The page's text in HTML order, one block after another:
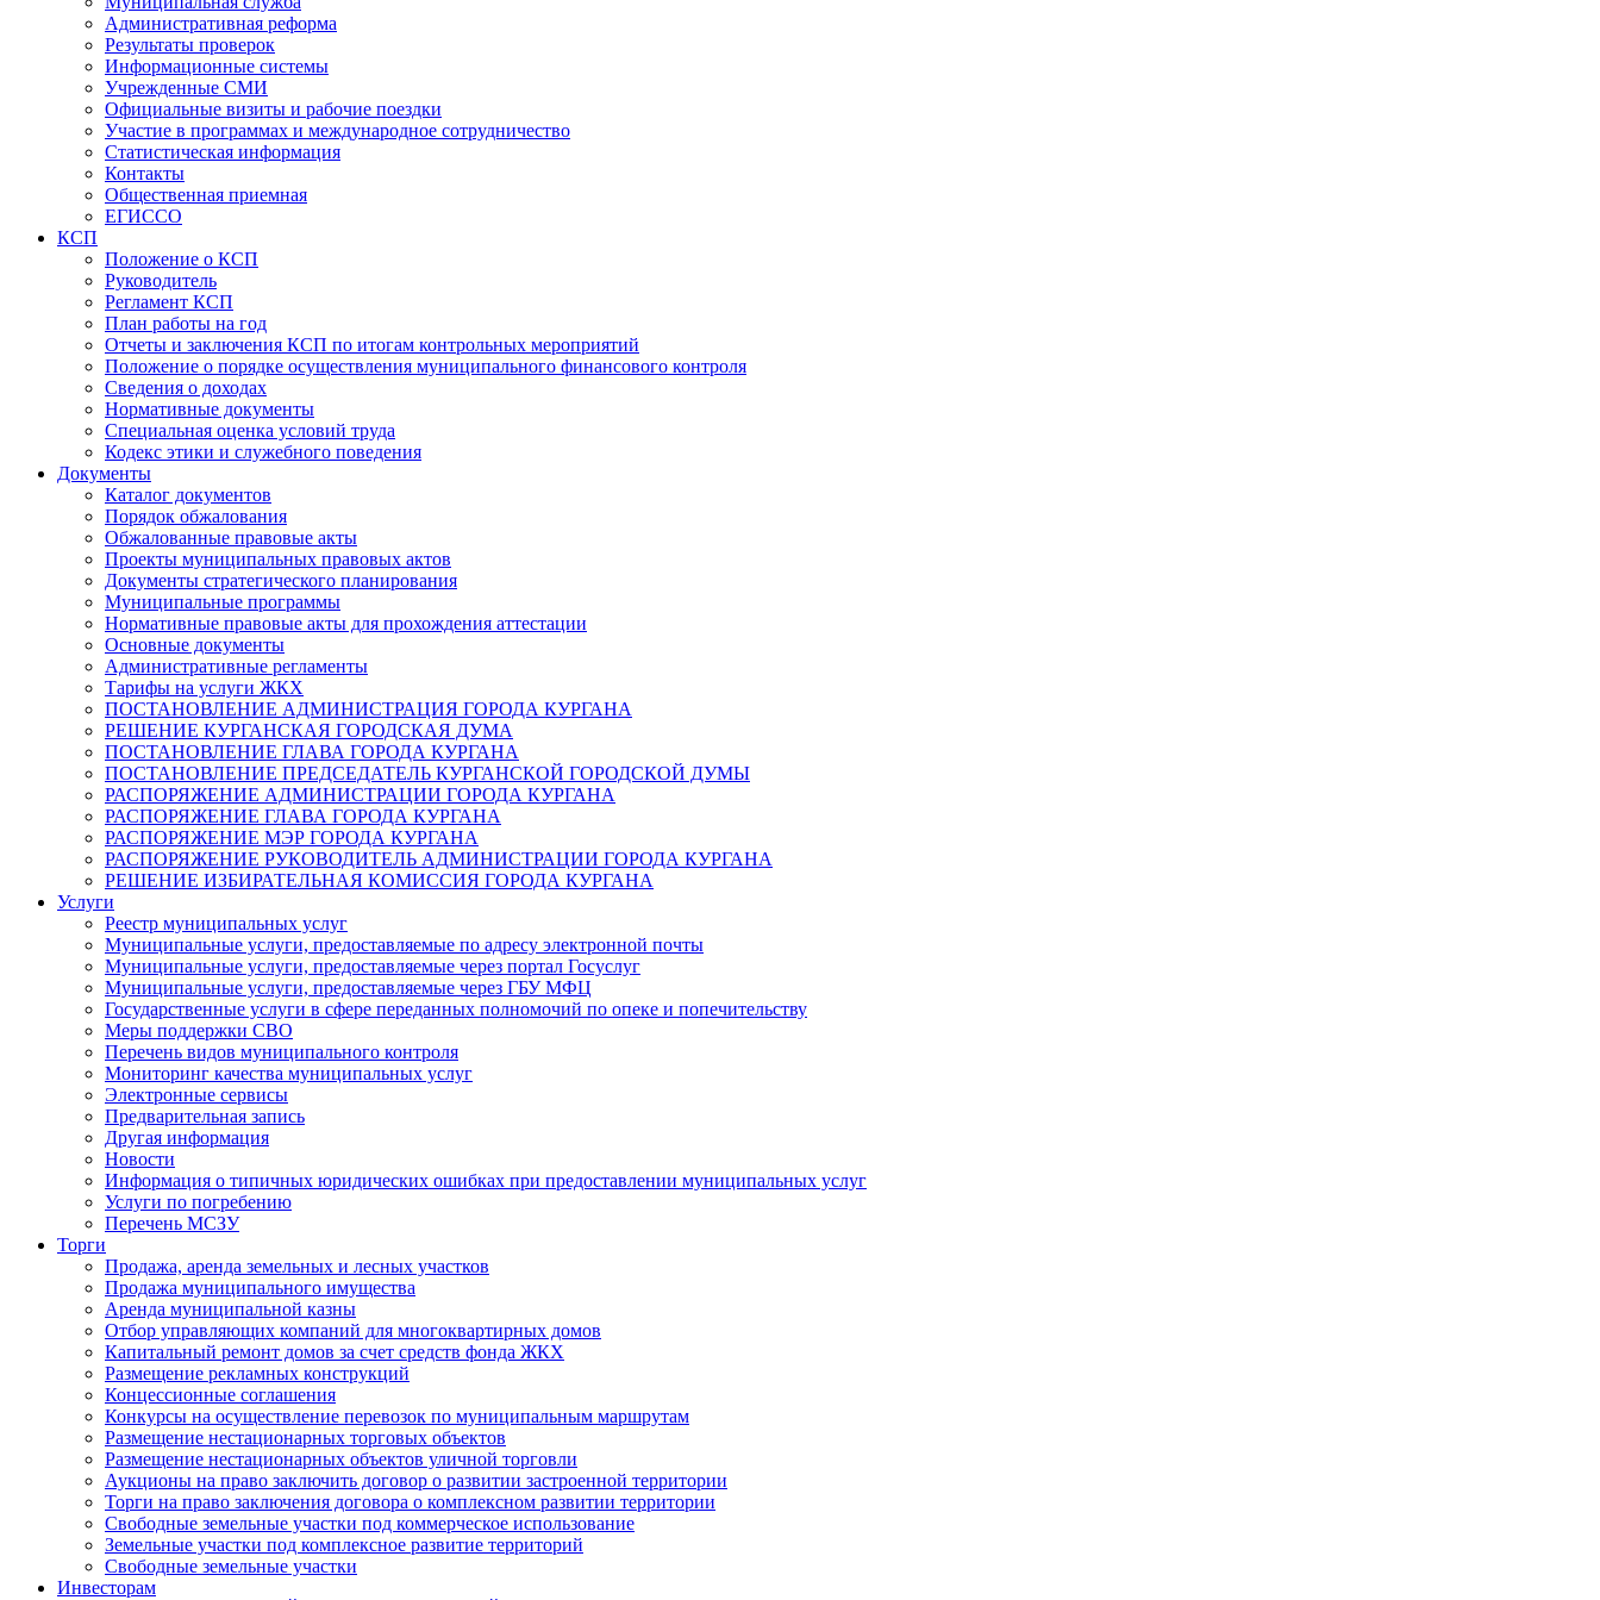
Административная реформа
Результаты проверок
Информационные системы
Учрежденные СМИ
Официальные визиты и рабочие поездки
Участие в программах и международное сотрудничество
Статистическая информация
Контакты
Общественная приемная
ЕГИССО
КСП
Положение о КСП
Руководитель
Регламент КСП
План работы на год
Отчеты и заключения КСП по итогам контрольных мероприятий
Положение о порядке осуществления муниципального финансового контроля
Сведения о доходах
Нормативные документы
Специальная оценка условий труда
Кодекс этики и служебного поведения
Документы
Каталог документов
Порядок обжалования
Обжалованные правовые акты
Проекты муниципальных правовых актов
Документы стратегического планирования
Муниципальные программы
Нормативные правовые акты для прохождения аттестации
Основные документы
Административные регламенты
Тарифы на услуги ЖКХ
ПОСТАНОВЛЕНИЕ АДМИНИСТРАЦИЯ ГОРОДА КУРГАНА
РЕШЕНИЕ КУРГАНСКАЯ ГОРОДСКАЯ ДУМА
ПОСТАНОВЛЕНИЕ ГЛАВА ГОРОДА КУРГАНА
ПОСТАНОВЛЕНИЕ ПРЕДСЕДАТЕЛЬ КУРГАНСКОЙ ГОРОДСКОЙ ДУМЫ
РАСПОРЯЖЕНИЕ АДМИНИСТРАЦИИ ГОРОДА КУРГАНА
РАСПОРЯЖЕНИЕ ГЛАВА ГОРОДА КУРГАНА
РАСПОРЯЖЕНИЕ МЭР ГОРОДА КУРГАНА
РАСПОРЯЖЕНИЕ РУКОВОДИТЕЛЬ АДМИНИСТРАЦИИ ГОРОДА КУРГАНА
РЕШЕНИЕ ИЗБИРАТЕЛЬНАЯ КОМИССИЯ ГОРОДА КУРГАНА
Услуги
Реестр муниципальных услуг
Муниципальные услуги, предоставляемые по адресу электронной почты
Муниципальные услуги, предоставляемые через портал Госуслуг
Муниципальные услуги, предоставляемые через ГБУ МФЦ
Государственные услуги в сфере переданных полномочий по опеке и попечительству
Меры поддержки СВО
Перечень видов муниципального контроля
Мониторинг качества муниципальных услуг
Электронные сервисы
Предварительная запись
Другая информация
Новости
Информация о типичных юридических ошибках при предоставлении муниципальных услуг
Услуги по погребению
Перечень МСЗУ
Торги
Продажа, аренда земельных и лесных участков
Продажа муниципального имущества
Аренда муниципальной казны
Отбор управляющих компаний для многоквартирных домов
Капитальный ремонт домов за счет средств фонда ЖКХ
Размещение рекламных конструкций
Концессионные соглашения
Конкурсы на осуществление перевозок по муниципальным маршрутам
Размещение нестационарных торговых объектов
Размещение нестационарных объектов уличной торговли
Аукционы на право заключить договор о развитии застроенной территории
Торги на право заключения договора о комплексном развитии территории
Свободные земельные участки под коммерческое использование
Земельные участки под комплексное развитие территорий
Свободные земельные участки
Инвесторам